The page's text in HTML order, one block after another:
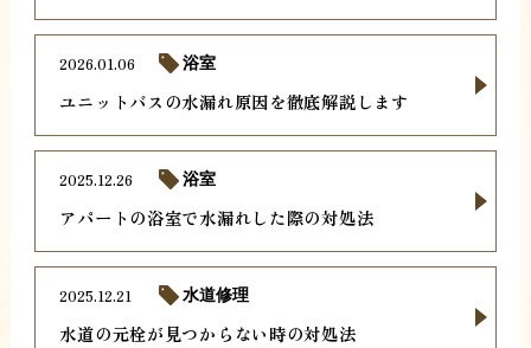
ユニットバスの水漏れ原因を徹底解説します
2026.01.06 浴室
アパートの浴室で水漏れした際の対処法
2025.12.26 浴室
水道の元栓が見つからない時の対処法
2025.12.21 水道修理